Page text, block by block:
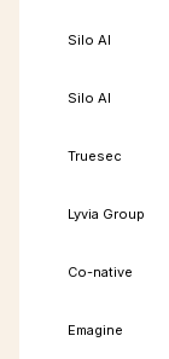
Silo AI
Silo AI
Truesec
Lyvia Group
Co-native
Emagine